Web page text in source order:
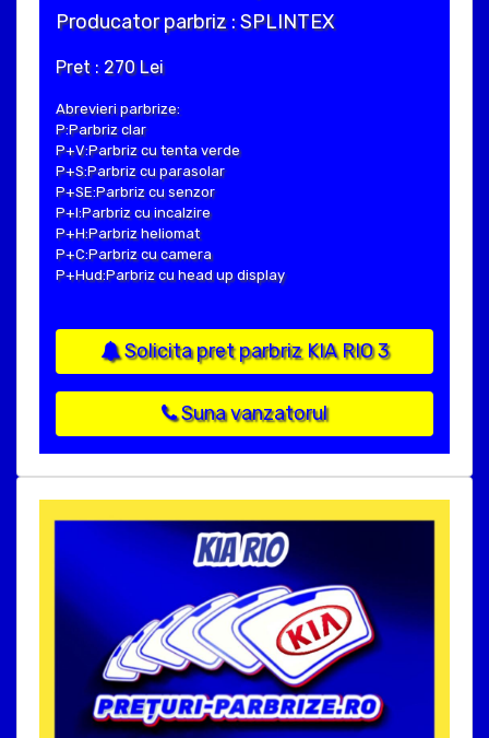
Producator parbriz : SPLINTEX
Pret : 270 Lei
Abrevieri parbrize:
P:Parbriz clar
P+V:Parbriz cu tenta verde
P+S:Parbriz cu parasolar
P+SE:Parbriz cu senzor
P+I:Parbriz cu incalzire
P+H:Parbriz heliomat
P+C:Parbriz cu camera
P+Hud:Parbriz cu head up display
Solicita pret parbriz KIA RIO 3
Suna vanzatorul